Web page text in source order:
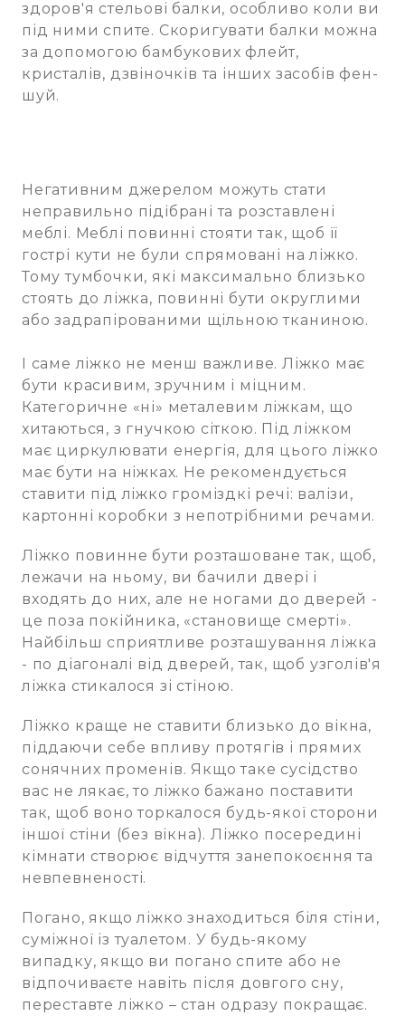
здоров'я стельові балки, особливо коли ви
під ними спите. Скоригувати балки можна
за допомогою бамбукових флейт,
кристалів, дзвіночків та інших засобів фен-
шуй.
Негативним джерелом можуть стати
неправильно підібрані та розставлені
меблі. Меблі повинні стояти так, щоб її
гострі кути не були спрямовані на ліжко.
Тому тумбочки, які максимально близько
стоять до ліжка, повинні бути округлими
або задрапірованими щільною тканиною.
І саме ліжко не менш важливе. Ліжко має
бути красивим, зручним і міцним.
Категоричне «ні» металевим ліжкам, що
хитаються, з гнучкою сіткою. Під ліжком
має циркулювати енергія, для цього ліжко
має бути на ніжках. Не рекомендується
ставити під ліжко громіздкі речі: валізи,
картонні коробки з непотрібними речами.
Ліжко повинне бути розташоване так, щоб,
лежачи на ньому, ви бачили двері і
входять до них, але не ногами до дверей -
це поза покійника, «становище смерті».
Найбільш сприятливе розташування ліжка
- по діагоналі від дверей, так, щоб узголів'я
ліжка стикалося зі стіною.
Ліжко краще не ставити близько до вікна,
піддаючи себе впливу протягів і прямих
сонячних променів. Якщо таке сусідство
вас не лякає, то ліжко бажано поставити
так, щоб воно торкалося будь-якої сторони
іншої стіни (без вікна). Ліжко посередині
кімнати створює відчуття занепокоєння та
невпевненості.
Погано, якщо ліжко знаходиться біля стіни,
суміжної із туалетом. У будь-якому
випадку, якщо ви погано спите або не
відпочиваєте навіть після довгого сну,
переставте ліжко – стан одразу покращає.